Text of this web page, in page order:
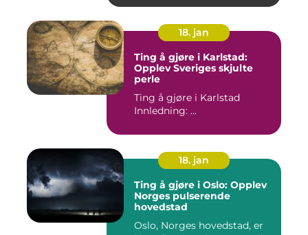
18. jan
Ting å gjøre i Karlstad:
Opplev Sveriges skjulte
perle
Ting å gjøre i Karlstad
Innledning: ...
18. jan
Ting å gjøre i Oslo: Opplev
Norges pulserende
hovedstad
Oslo, Norges hovedstad, er